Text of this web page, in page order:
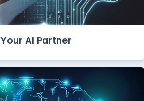
Your AI Partner